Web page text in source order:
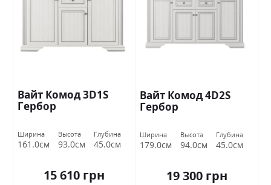
Вайт Комод 3D1S
Гербор
Ширина
161.0см
Высота
93.0см
Глубина
45.0см
15 610 грн
Вайт Комод 4D2S
Гербор
Ширина
179.0см
Высота
94.0см
Глубина
45.0см
19 300 грн